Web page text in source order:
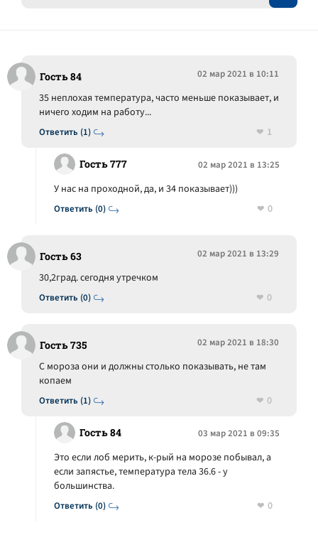
Гость 84 02 мар 2021 в 10:11
Ответить (1)
35 неплохая температура, часто меньше показывает, и
ничего ходим на работу...
1
Гость 777 02 мар 2021 в 13:25
Ответить (0)
У нас на проходной, да, и 34 показывает)))
0
Гость 63 02 мар 2021 в 13:29
Ответить (0)
30,2град. сегодня утречком
0
Гость 735 02 мар 2021 в 18:30
Ответить (1)
C мороза они и должны столько показывать, не там
копаем
0
Гость 84 03 мар 2021 в 09:35
Ответить (0)
Это если лоб мерить, к-рый на морозе побывал, а
если запястье, температура тела 36.6 - у
большинства.
0